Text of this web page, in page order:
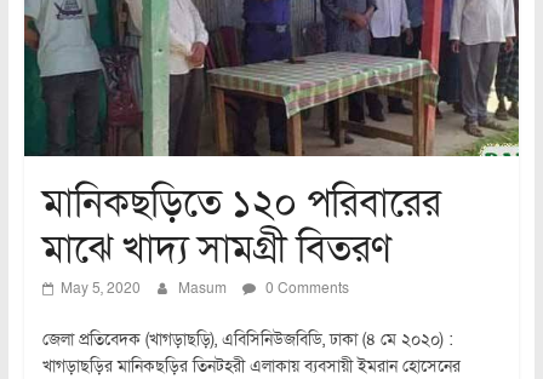
মানিকছড়িতে ১২০ পরিবারের
মাঝে খাদ্য সামগ্রী বিতরণ
May 5, 2020 Masum 0 Comments
জেলা প্রতিবেদক (খাগড়াছড়ি), এবিসিনিউজবিডি, ঢাকা (৪ মে ২০২০) :
খাগড়াছড়ির মানিকছড়ির তিনটহরী এলাকায় ব্যবসায়ী ইমরান হোসেনের